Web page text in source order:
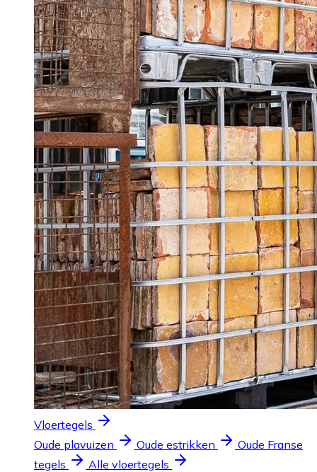
Vloertegels
Oude plavuizen
Oude estrikken
Oude Franse
tegels
Alle vloertegels